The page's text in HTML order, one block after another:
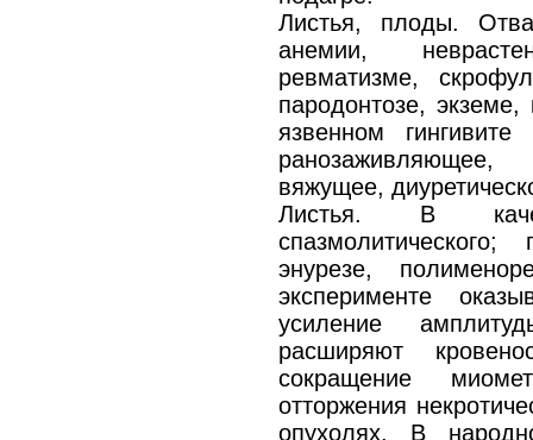
Листья, плоды.
анемии,
ревматизме,
пародонтозе,
язвенном
вяжущее,
Листья. В
энурезе,
эксперименте
усиление
расширяют
сокращение
отторжения
опухолях. В